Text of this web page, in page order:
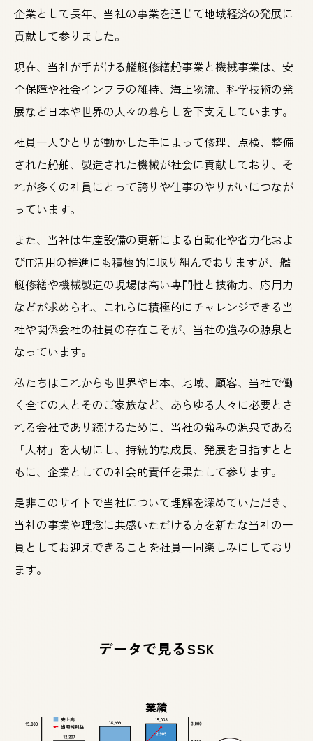
企業として長年、当社の事業を通じて地域経済の発展に
貢献して参りました。
現在、当社が手がける艦艇修繕船事業と機械事業は、安
全保障や社会インフラの維持、海上物流、科学技術の発
展など日本や世界の人々の暮らしを下支えしています。
社員一人ひとりが動かした手によって修理、点検、整備
された船舶、製造された機械が社会に貢献しており、そ
れが多くの社員にとって誇りや仕事のやりがいにつなが
っています。
また、当社は生産設備の更新による自動化や省力化およ
びIT活用の推進にも積極的に取り組んでおりますが、艦
艇修繕や機械製造の現場は高い専門性と技術力、応用力
などが求められ、これらに積極的にチャレンジできる当
社や関係会社の社員の存在こそが、当社の強みの源泉と
なっています。
私たちはこれからも世界や日本、地域、顧客、当社で働
く全ての人とそのご家族など、あらゆる人々に必要とさ
れる会社であり続けるために、当社の強みの源泉である
「人材」を大切にし、持続的な成長、発展を目指すとと
もに、企業としての社会的責任を果たして参ります。
是非このサイトで当社について理解を深めていただき、
当社の事業や理念に共感いただける方を新たな当社の一
員としてお迎えできることを社員一同楽しみにしており
ます。
データで見るSSK
業績